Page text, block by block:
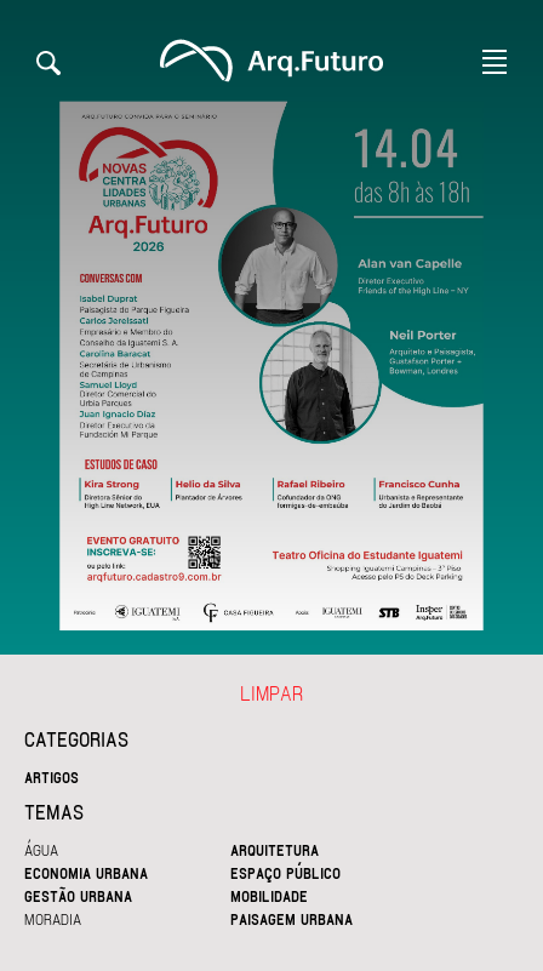
CATEGORIAS
ARTIGOS
TEMAS
ÁGUA
ARQUITETURA
ECONOMIA URBANA
ESPAÇO PÚBLICO
GESTÃO URBANA
MOBILIDADE
MORADIA
PAISAGEM URBANA
LIMPAR